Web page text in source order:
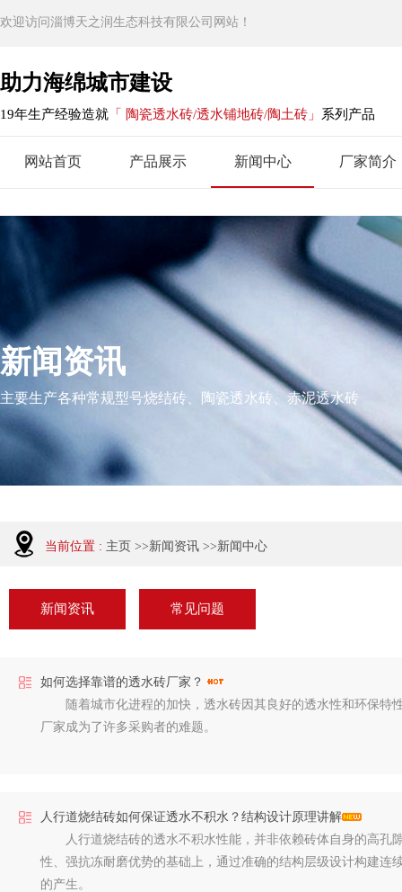
欢迎访问淄博天之润生态科技有限公司网站！
助力海绵城市建设
19年生产经验造就 「 陶瓷透水砖/透水铺地砖/陶土砖」 系列产品
网站首页 产品展示 新闻中心 厂家简介
新闻资讯
主要生产各种常规型号烧结砖、陶瓷透水砖、赤泥透水砖
当前位置 : 主页 >>新闻资讯 >>新闻中心
新闻资讯 常见问题
如何选择靠谱的透水砖厂家？
随着城市化进程的加快，透水砖因其良好的透水性和环保特
厂家成为了许多采购者的难题。
人行道烧结砖如何保证透水不积水？结构设计原理讲解
人行道烧结砖的透水不积水性能，并非依赖砖体自身的高孔
性、强抗冻耐磨优势的基础上，通过准确的结构层级设计构建
的产生。